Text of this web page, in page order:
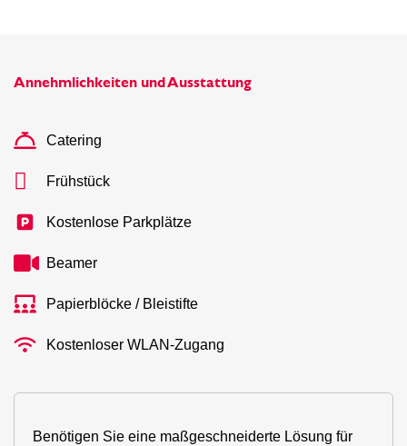
Annehmlichkeiten und Ausstattung
Catering
Frühstück
Kostenlose Parkplätze
Beamer
Papierblöcke / Bleistifte
Kostenloser WLAN-Zugang
Benötigen Sie eine maßgeschneiderte Lösung für